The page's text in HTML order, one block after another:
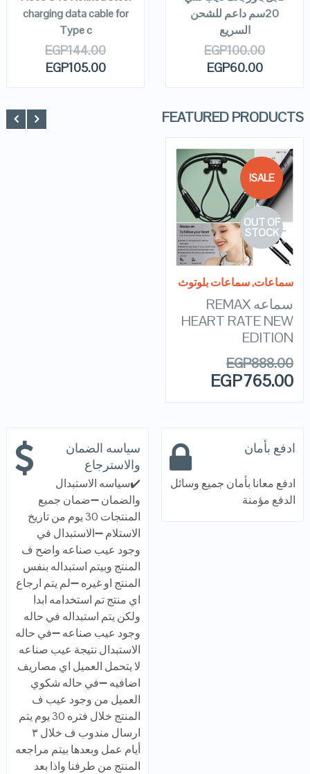
20سم داعم للشحن
السريع
EGP100.00
EGP60.00
charging data cable for
Type c
EGP144.00
EGP105.00
FEATURED PRODUCTS
SALE!
OUT OF
STOCK
QUICK LOOK
VIEW DETAILS
READ MORE
سماعات,سماعات بلوتوث
سماعه REMAX
HEART RATE NEW
EDITION
EGP888.00
EGP765.00
ادفع بأمان
ادفع معانا بأمان جميع وسائل
الدفع مؤمنة
سياسه الضمان
والاسترجاع
✔️سياسه الاستبدال
والضمان ➖ضمان جميع
المنتجات 30 يوم من تاريخ
الاستلام ➖الاستبدال في
وجود عيب صناعه واضح ف
المنتج وبيتم استبداله بنفس
المنتج او غيره ➖لم يتم ارجاع
اي منتج تم استخدامه ابدا
ولكن يتم استبداله في حاله
وجود عيب صناعه ➖في حاله
الاستبدال نتيجة عيب صناعه
لا يتحمل العميل اي مصاريف
اضافيه ➖في حاله شكوي
العميل من وجود عيب ف
المنتج خلال فتره 30 يوم يتم
ارسال مندوب ف خلال ٣
أيام عمل وبعدها بيتم مراجعه
المنتج من طرفنا واذا بعد